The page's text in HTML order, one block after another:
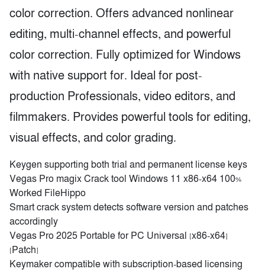
color correction. Offers advanced nonlinear
editing, multi-channel effects, and powerful
color correction. Fully optimized for Windows
with native support for. Ideal for post-
production Professionals, video editors, and
filmmakers. Provides powerful tools for editing,
visual effects, and color grading.
Keygen supporting both trial and permanent license keys
Vegas Pro magix Crack tool Windows 11 x86-x64 100%
Worked FileHippo
Smart crack system detects software version and patches
accordingly
Vegas Pro 2025 Portable for PC Universal [x86-x64]
[Patch]
Keymaker compatible with subscription-based licensing